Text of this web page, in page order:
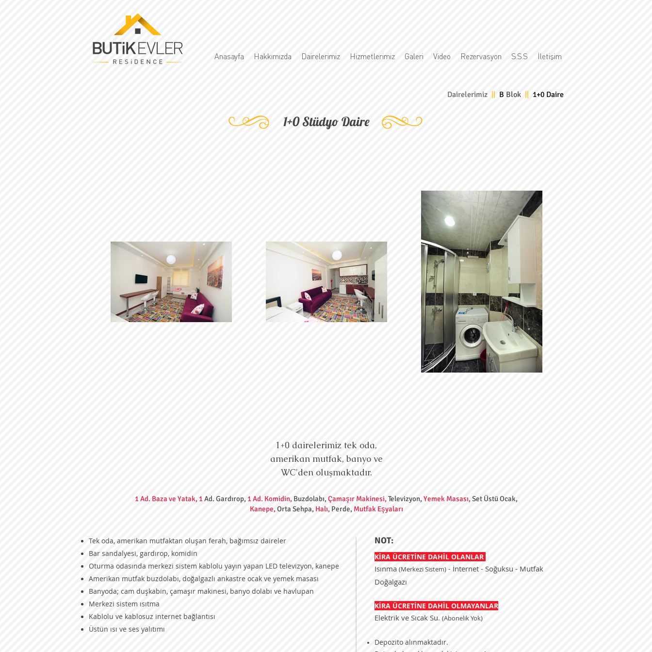
Anasayfa Hakkımızda Dairelerimiz Hizmetlerimiz Galeri Video Rezervasyon S.S.S İletişim
Dairelerimiz B Blok 1+0 Daire
1+0 Stüdyo Daire
1+0 dairelerimiz tek oda,
amerikan mutfak, banyo ve
WC'den oluşmaktadır.
1 Ad. Baza ve Yatak, 1Ad. Gardırop, 1 Ad. Komidin, Buzdolabı, Çamaşır Makinesi, Televizyon,Yemek Masası, Set Üstü Ocak,
Kanepe, Orta Sehpa, Halı, Perde, Mutfak Eşyaları
Tek oda, amerikan mutfaktan oluşan ferah, bağımsız daireler
Bar sandalyesi, gardırop, komidin
Oturma odasında merkezi sistem kablolu yayın yapan LED televizyon, kanepe
Amerikan mutfak buzdolabı, doğalgazlı ankastre ocak ve yemek masası
Banyoda; cam duşkabin, çamaşır makinesi, banyo dolabı ve havlupan
Merkezi sistem ısıtma
Kablolu ve kablosuz internet bağlantısı
Üstün ısı ve ses yalıtımı
NOT:
KİRA ÜCRETİNE DAHİL OLANLAR
Isınma (Merkezi Sistem) - İnternet - Soğuksu - Mutfak
Doğalgazı
KİRA ÜCRETİNE DAHİL OLMAYANLAR
Elektrik ve Sıcak Su. (Abonelik Yok)
Depozito alınmaktadır.